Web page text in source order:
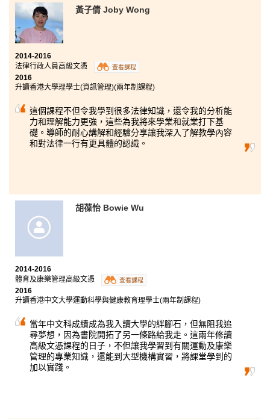
香港城市大學社會科學學士 - 亞洲及國際研究(高年級入
學)
兩年前，「副學士」於我而言是一個沉重的包袱，我埋
怨過亦不忿過；然而兩年後，我體驗到什麼為「心態決
定一切」，並領悟到「設定明確目標」十分重要。回想
己反而感到慶幸。這兩年間，我看到了自己的成長與改
變，更看到了自己努力後的成果。自怨自艾，徒然浪費
時間，不如積極看待，讓自己在新環境中學習和成長。
黃子倩 Joby Wong
2014-2016
法律行政人員高級文憑
查看課程
2016
升讀香港大學理學士(資訊管理)(兩年制課程)
這個課程不但令我學到很多法律知識，還令我的分析能
力和理解能力更強，這些為我將來學業和就業打下基
礎。導師的耐心講解和經驗分享讓我深入了解教學內容
和對法律一行有更具體的認識。
胡葆怡 Bowie Wu
2014-2016
體育及康樂管理高級文憑
查看課程
2016
升讀香港中文大學運動科學與健康教育理學士(兩年制課程)
當年中文科成績成為我入讀大學的絆腳石，但無阻我追
尋夢想，因為書院開拓了另一條路給我走。這兩年修讀
高級文憑課程的日子，不但讓我學習到有關運動及康樂
管理的專業知識，還能到大型機構實習，將課堂學到的
加以實踐。